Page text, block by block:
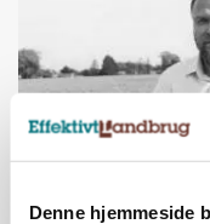
Denne hjemmeside